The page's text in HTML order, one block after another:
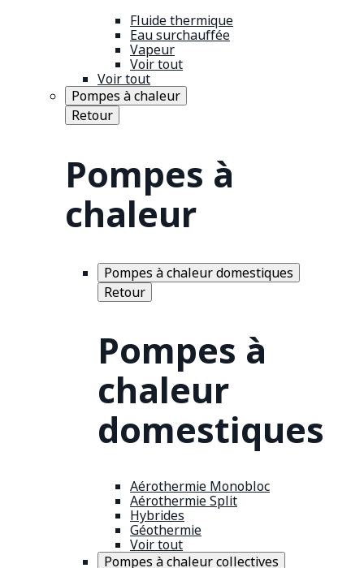
Fluide thermique
Eau surchauffée
Vapeur
Voir tout
Voir tout
Pompes à chaleur
Retour
Pompes à
chaleur
Pompes à chaleur domestiques
Retour
Pompes à
chaleur
domestiques
Aérothermie Monobloc
Aérothermie Split
Hybrides
Géothermie
Voir tout
Pompes à chaleur collectives